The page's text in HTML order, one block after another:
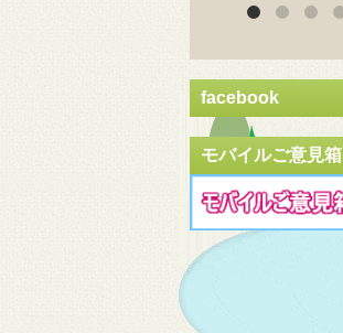
facebook
モバイルご意見箱